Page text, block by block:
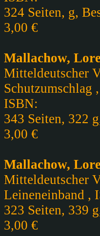
324 Seiten, g,
3,00 €
Mallachow,
Mitteldeutscher
Schutzumschlag
ISBN:
343 Seiten, 322
3,00 €
Mallachow,
Mitteldeutscher
Leineneinband ,
323 Seiten, 339
3,00 €